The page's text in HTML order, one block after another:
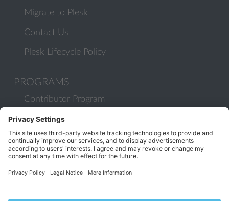
Migrate to Plesk
Contact Us
Plesk Lifecycle Policy
PROGRAMS
Contributor Program
Partner Program
COMMUNITY